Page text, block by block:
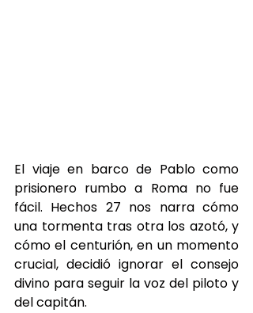
El viaje en barco de Pablo como
prisionero rumbo a Roma no fue
fácil. Hechos 27 nos narra cómo
una tormenta tras otra los azotó, y
cómo el centurión, en un momento
crucial, decidió ignorar el consejo
divino para seguir la voz del piloto y
del capitán.